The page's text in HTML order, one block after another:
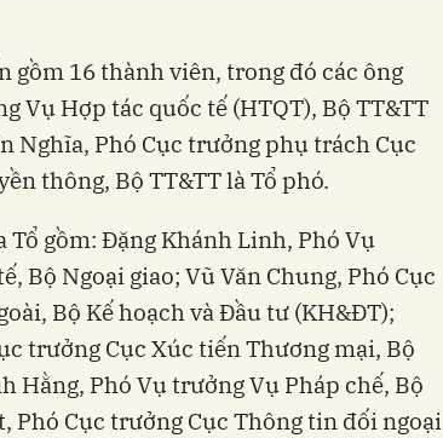
gồm 16 thành viên, trong đó các ông
Vụ Hợp tác quốc tế (HTQT), Bộ TT&TT
Nghĩa, Phó Cục trưởng phụ trách Cục
thông, Bộ TT&TT là Tổ phó.
Tổ gồm: Đặng Khánh Linh, Phó Vụ
Bộ Ngoại giao; Vũ Văn Chung, Phó Cục
Bộ Kế hoạch và Đầu tư (KH&ĐT);
trưởng Cục Xúc tiến Thương mại, Bộ
Hằng, Phó Vụ trưởng Vụ Pháp chế, Bộ
Phó Cục trưởng Cục Thông tin đối ngoại